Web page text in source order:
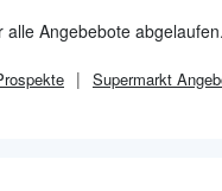
alle Angebebote abgelaufen.
Supermarkt